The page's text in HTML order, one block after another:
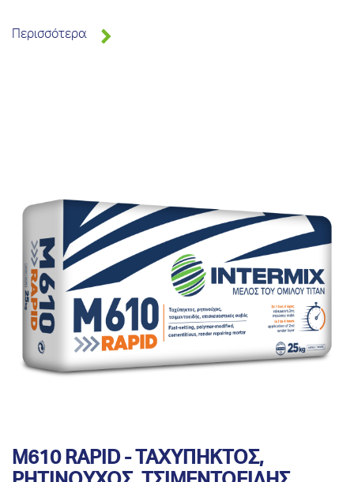
Περισσότερα
M610 RAPID - ΤΑXYΠΗΚΤΟΣ,